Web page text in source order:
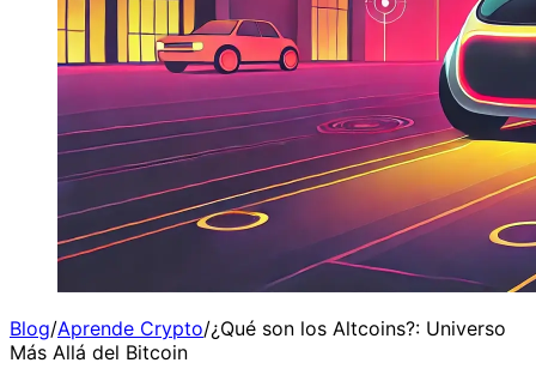
Blog/Aprende Crypto/¿Qué son los Altcoins?: Universo
Más Allá del Bitcoin